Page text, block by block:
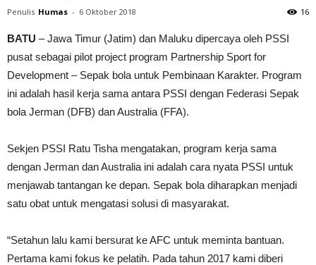
Penulis Humas - 6 Oktober 2018 16
BATU – Jawa Timur (Jatim) dan Maluku dipercaya oleh PSSI
pusat sebagai pilot project program Partnership Sport for
Development – Sepak bola untuk Pembinaan Karakter. Program
ini adalah hasil kerja sama antara PSSI dengan Federasi Sepak
bola Jerman (DFB) dan Australia (FFA).
Sekjen PSSI Ratu Tisha mengatakan, program kerja sama
dengan Jerman dan Australia ini adalah cara nyata PSSI untuk
menjawab tantangan ke depan. Sepak bola diharapkan menjadi
satu obat untuk mengatasi solusi di masyarakat.
“Setahun lalu kami bersurat ke AFC untuk meminta bantuan.
Pertama kami fokus ke pelatih. Pada tahun 2017 kami diberi